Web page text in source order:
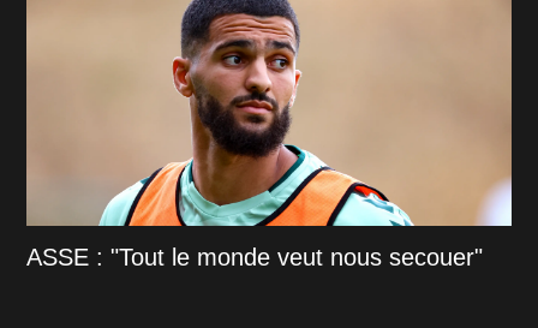
ASSE : "Tout le monde veut nous secouer"